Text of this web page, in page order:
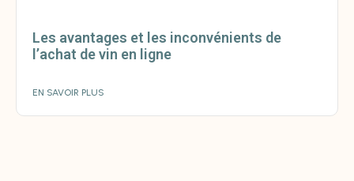
Les avantages et les inconvénients de
l’achat de vin en ligne
EN SAVOIR PLUS